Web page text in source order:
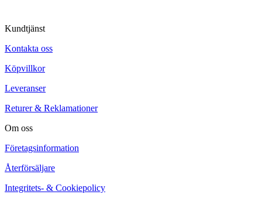
Kundtjänst
Kontakta oss
Köpvillkor
Leveranser
Returer & Reklamationer
Om oss
Företagsinformation
Återförsäljare
Integritets- & Cookiepolicy